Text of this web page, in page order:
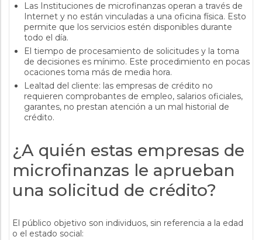
Las Instituciones de microfinanzas operan a través de
Internet y no están vinculadas a una oficina física. Esto
permite que los servicios estén disponibles durante
todo el día.
El tiempo de procesamiento de solicitudes y la toma
de decisiones es mínimo. Este procedimiento en pocas
ocaciones toma más de media hora.
Lealtad del cliente: las empresas de crédito no
requieren comprobantes de empleo, salarios oficiales,
garantes, no prestan atención a un mal historial de
crédito.
¿A quién estas empresas de
microfinanzas le aprueban
una solicitud de crédito?
El público objetivo son individuos, sin referencia a la edad
o el estado social: